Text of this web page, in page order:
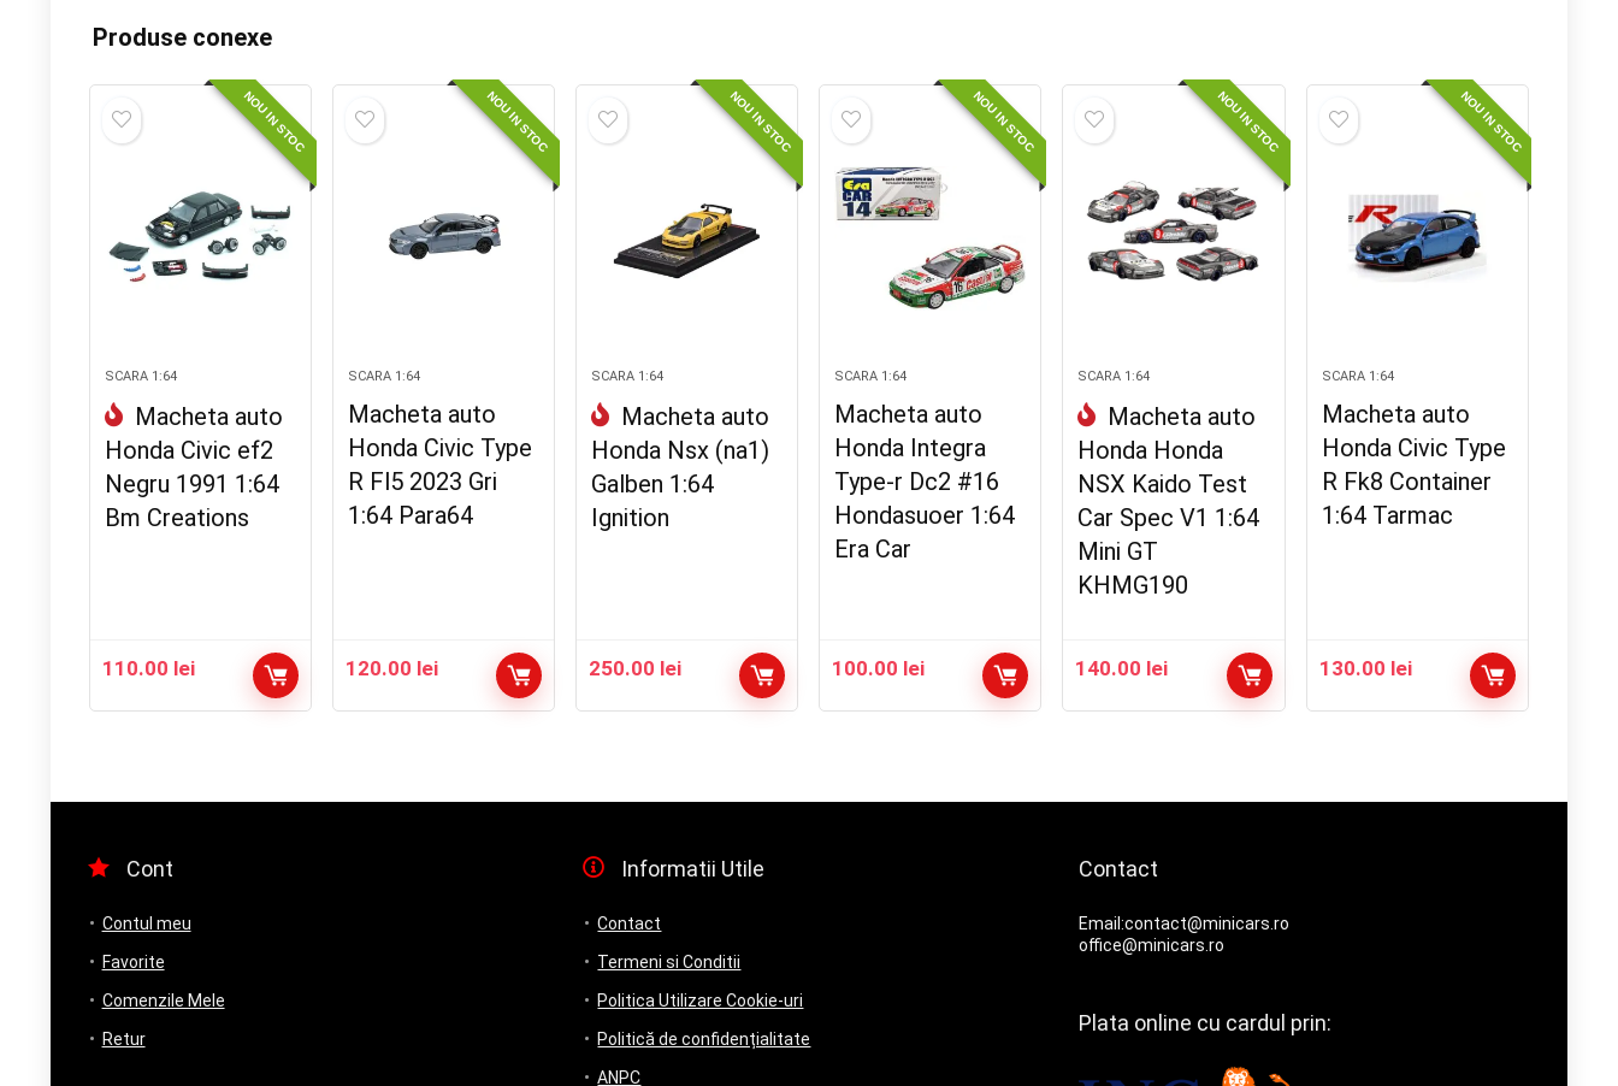
Produse conexe
NOU IN STOC
SCARA 1:64
Macheta auto
Honda Civic ef2
Negru 1991 1:64
Bm Creations
110.00 lei
NOU IN STOC
SCARA 1:64
Macheta auto
Honda Civic Type
R Fl5 2023 Gri
1:64 Para64
120.00 lei
NOU IN STOC
SCARA 1:64
Macheta auto
Honda Nsx (na1)
Galben 1:64
Ignition
250.00 lei
NOU IN STOC
SCARA 1:64
Macheta auto
Honda Integra
Type-r Dc2 #16
Hondasuoer 1:64
Era Car
100.00 lei
NOU IN STOC
SCARA 1:64
Macheta auto
Honda Honda
NSX Kaido Test
Car Spec V1 1:64
Mini GT
KHMG190
140.00 lei
NOU IN STOC
SCARA 1:64
Macheta auto
Honda Civic Type
R Fk8 Container
1:64 Tarmac
130.00 lei
Cont
Contul meu
Favorite
Comenzile Mele
Retur
Informatii Utile
Contact
Termeni si Conditii
Politica Utilizare Cookie-uri
Politică de confidențialitate
ANPC
Contact
Email:contact@minicars.ro
office@minicars.ro
Plata online cu cardul prin: